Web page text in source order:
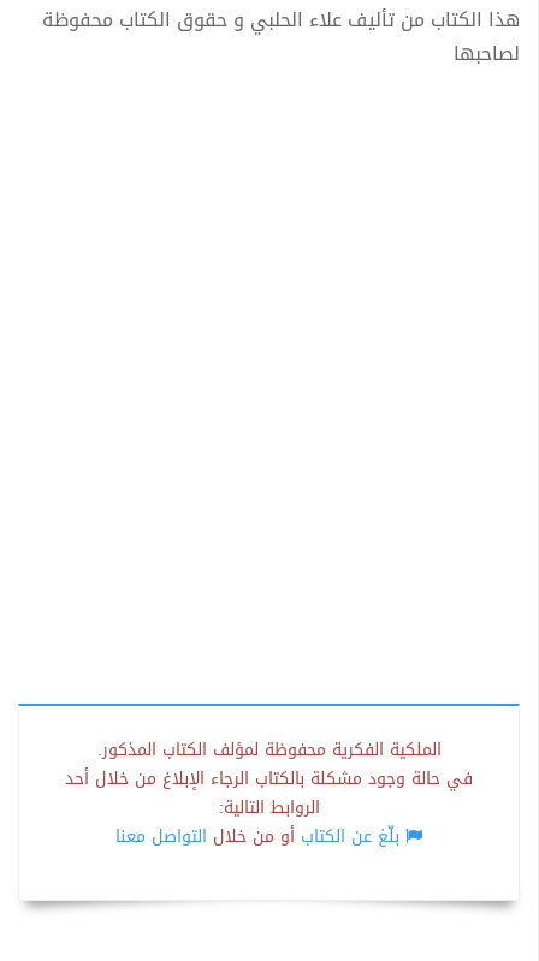
هذا الكتاب من تأليف علاء الحلبي و حقوق الكتاب محفوظة
لصاحبها
الملكية الفكرية محفوظة لمؤلف الكتاب المذكور.
في حالة وجود مشكلة بالكتاب الرجاء الإبلاغ من خلال أحد
الروابط التالية:
بلّغ عن الكتاب أو من خلال التواصل معنا